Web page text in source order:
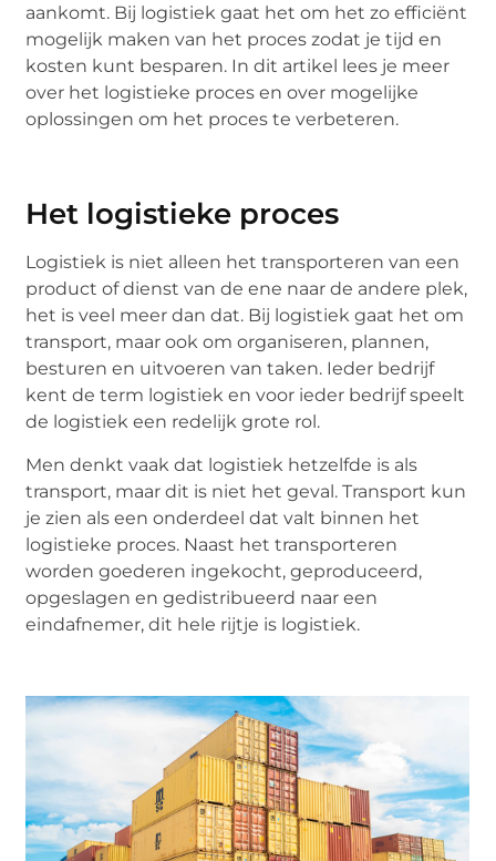
aankomt. Bij logistiek gaat het om het zo efficiënt
mogelijk maken van het proces zodat je tijd en
kosten kunt besparen. In dit artikel lees je meer
over het logistieke proces en over mogelijke
oplossingen om het proces te verbeteren.
Het logistieke proces
Logistiek is niet alleen het transporteren van een
product of dienst van de ene naar de andere plek,
het is veel meer dan dat. Bij logistiek gaat het om
transport, maar ook om organiseren, plannen,
besturen en uitvoeren van taken. Ieder bedrijf
kent de term logistiek en voor ieder bedrijf speelt
de logistiek een redelijk grote rol.
Men denkt vaak dat logistiek hetzelfde is als
transport, maar dit is niet het geval. Transport kun
je zien als een onderdeel dat valt binnen het
logistieke proces. Naast het transporteren
worden goederen ingekocht, geproduceerd,
opgeslagen en gedistribueerd naar een
eindafnemer, dit hele rijtje is logistiek.